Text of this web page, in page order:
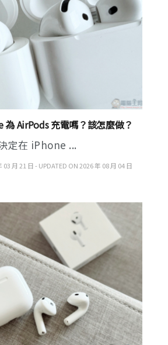
為 AirPods 充電嗎？該怎麼做？
定在 iPhone ...
03 月 21 日 - UPDATED ON 2026 年 08 月 04 日